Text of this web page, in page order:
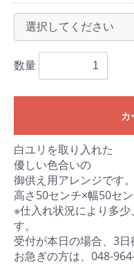
数量
カ
白ユリを取り入れた
優しい色合いの
御供え用アレンジです。
高さ50センチ×幅50セ
※仕入れ状況により多
す。
受付が本日の場合、3日
お急ぎの方は、048-